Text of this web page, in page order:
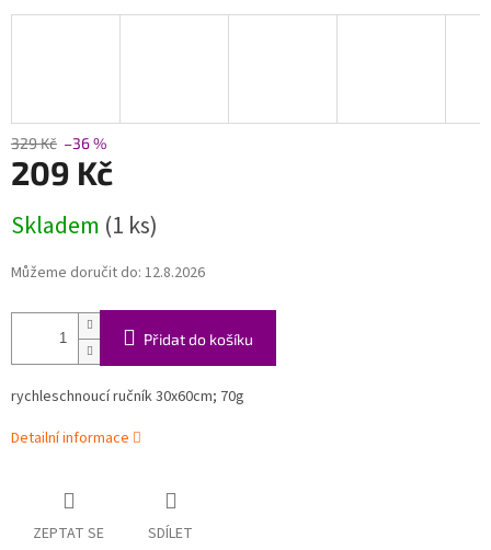
329 Kč –36 %
209 Kč
cena:
Skladem (1 ks)
Můžeme doručit do: 12.8.2026
Přidat do košíku
rychleschnoucí ručník30x60cm; 70g
Detailní informace
ZEPTAT SE SDÍLET